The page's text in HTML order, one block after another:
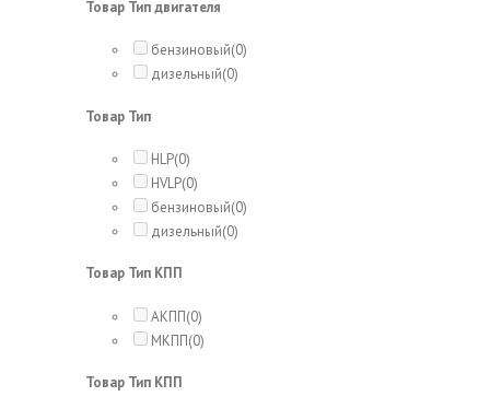
Товар Тип двигателя
бензиновый(0)
дизельный(0)
Товар Тип
HLP(0)
HVLP(0)
бензиновый(0)
дизельный(0)
Товар Тип КПП
АКПП(0)
МКПП(0)
Товар Тип КПП